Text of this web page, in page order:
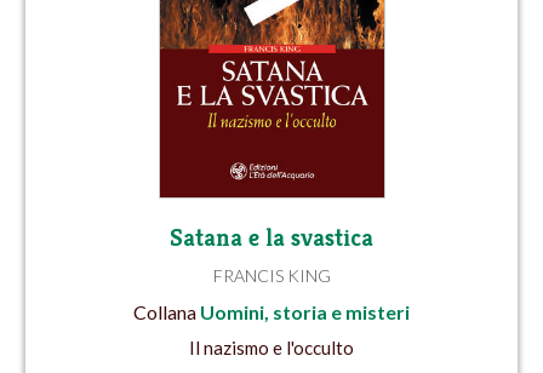
Satana e la svastica
FRANCIS KING
Collana Uomini, storia e misteri
Il nazismo e l'occulto